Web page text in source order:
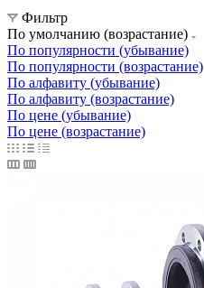
Фильтр
По умолчанию (возрастание)
По популярности (убывание)
По популярности (возрастание)
По алфавиту (убывание)
По алфавиту (возрастание)
По цене (убывание)
По цене (возрастание)